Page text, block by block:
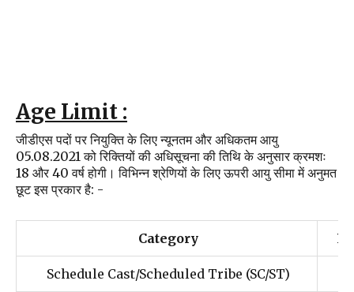
Age Limit :
जीडीएस पदों पर नियुक्ति के लिए न्यूनतम और अधिकतम आयु
05.08.2021 को रिक्तियों की अधिसूचना की तिथि के अनुसार क्रमशः
18 और 40 वर्ष होगी। विभिन्न श्रेणियों के लिए ऊपरी आयु सीमा में अनुमत
छूट इस प्रकार है: -
Category
Schedule Cast/Scheduled Tribe (SC/ST)